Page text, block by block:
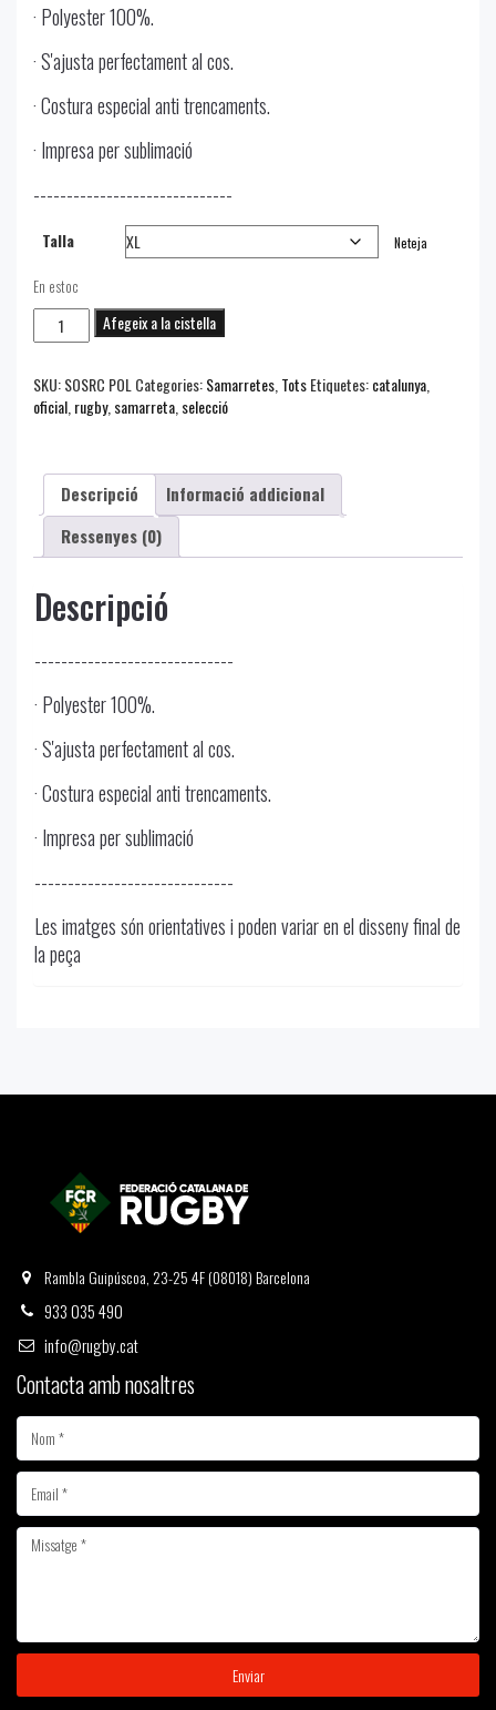
· Polyester 100%.
· S'ajusta perfectament al cos.
· Costura especial anti trencaments.
· Impresa per sublimació
------------------------------
Talla Neteja
En estoc
quantitat
de
Oficial
Selecció
Afegeix a la cistella
SKU:SOSRC POL Categories:Samarretes TotsEtiquetes:catalunya
oficial rugby, samarreta selecció
Descripció
Informació addicional
Ressenyes (0)
Descripció
------------------------------
· Polyester 100%.
· S'ajusta perfectament al cos.
· Costura especial anti trencaments.
· Impresa per sublimació
------------------------------
Les imatges són orientatives i poden variar en el disseny final de
la peça
Rambla Guipúscoa, 23-25 4F (08018) Barcelona
933 035 490
info@rugby.cat
Contacta amb nosaltres
Enviar